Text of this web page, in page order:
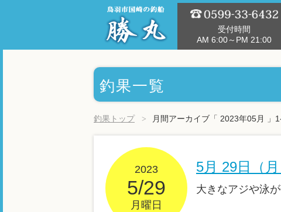
受付時間
AM 6:00～PM 21:00
釣果一覧
釣果トップ 月間アーカイブ「 2023年05月 」1
2023
5/29
月曜日
5月 29日（
大きなアジや泳